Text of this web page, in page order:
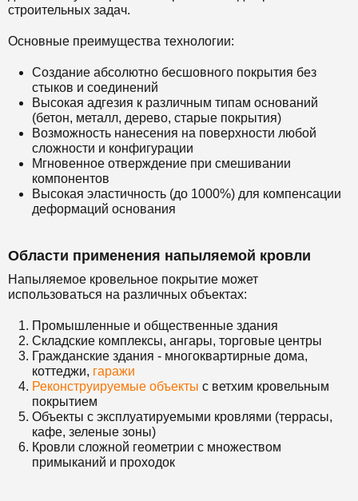
строительных задач.
Основные преимущества технологии:
Создание абсолютно бесшовного покрытия без
стыков и соединений
Высокая адгезия к различным типам оснований
(бетон, металл, дерево, старые покрытия)
Возможность нанесения на поверхности любой
сложности и конфигурации
Мгновенное отверждение при смешивании
компонентов
Высокая эластичность (до 1000%) для компенсации
деформаций основания
Области применения напыляемой кровли
Напыляемое кровельное покрытие может
использоваться на различных объектах:
Промышленные и общественные здания
Складские комплексы, ангары, торговые центры
Гражданские здания - многоквартирные дома,
коттеджи, гаражи
Реконструируемые объекты с ветхим кровельным
покрытием
Объекты с эксплуатируемыми кровлями (террасы,
кафе, зеленые зоны)
Кровли сложной геометрии с множеством
примыканий и проходок